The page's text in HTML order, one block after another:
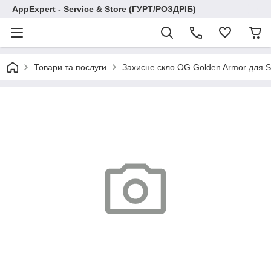
AppExpert - Service & Store (ГУРТ/РОЗДРІБ)
Товари та послуги Захисне скло OG Golden Armor для